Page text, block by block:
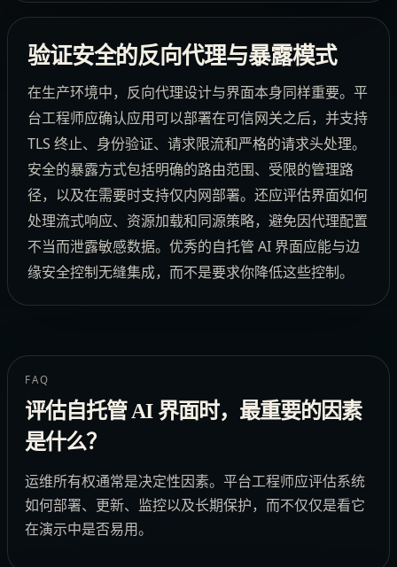
验证安全的反向代理与暴露模式
在生产环境中，反向代理设计与界面本身同样重要。平
台工程师应确认应用可以部署在可信网关之后，并支持
TLS 终止、身份验证、请求限流和严格的请求头处理。
安全的暴露方式包括明确的路由范围、受限的管理路
径，以及在需要时支持仅内网部署。还应评估界面如何
处理流式响应、资源加载和同源策略，避免因代理配置
不当而泄露敏感数据。优秀的自托管 AI 界面应能与边
缘安全控制无缝集成，而不是要求你降低这些控制。
FAQ
评估自托管 AI 界面时，最重要的因素
是什么？
运维所有权通常是决定性因素。平台工程师应评估系统
如何部署、更新、监控以及长期保护，而不仅仅是看它
在演示中是否易用。